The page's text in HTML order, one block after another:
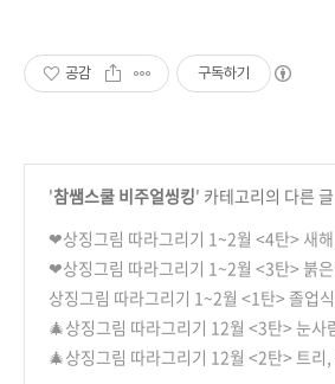
공감 구독하기
'참쌤스쿨 비주얼씽킹' 카테고리의 다른 글
❤상징그림 따라그리기 1~2월 <4탄> 새
❤상징그림 따라그리기 1~2월 <3탄> 붉
상징그림 따라그리기 1~2월 <1탄> 졸업
🎄상징그림 따라그리기 12월 <3탄> 눈사
🎄상징그림 따라그리기 12월 <2탄> 트리